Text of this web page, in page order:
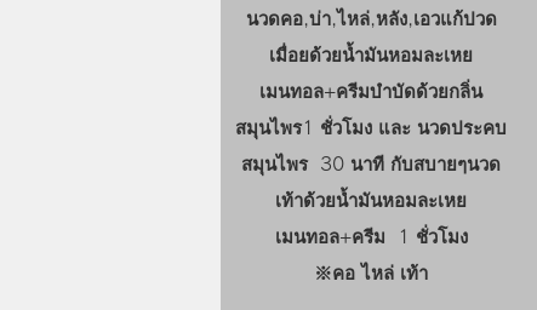
นวดคอ,บ่า,ไหล่,หลัง,เอวแก้ปวด
เมื่อยด้วยน้ำมันหอมละเหย
เมนทอล+ครีมบำบัดด้วยกลิ่น
สมุนไพร1 ชั่วโมง และ นวดประคบ
สมุนไพร 30 นาที กับสบายๆนวด
เท้าด้วยน้ำมันหอมละเหย
เมนทอล+ครีม 1 ชั่วโมง
​※คอ ไหล่ เท้า